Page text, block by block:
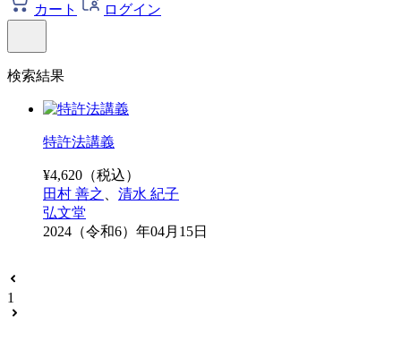
カート ログイン
検索結果
特許法講義
¥4,620 （税込）
田村 善之
清水 紀子
弘文堂
2024（令和6）年04月15日
1